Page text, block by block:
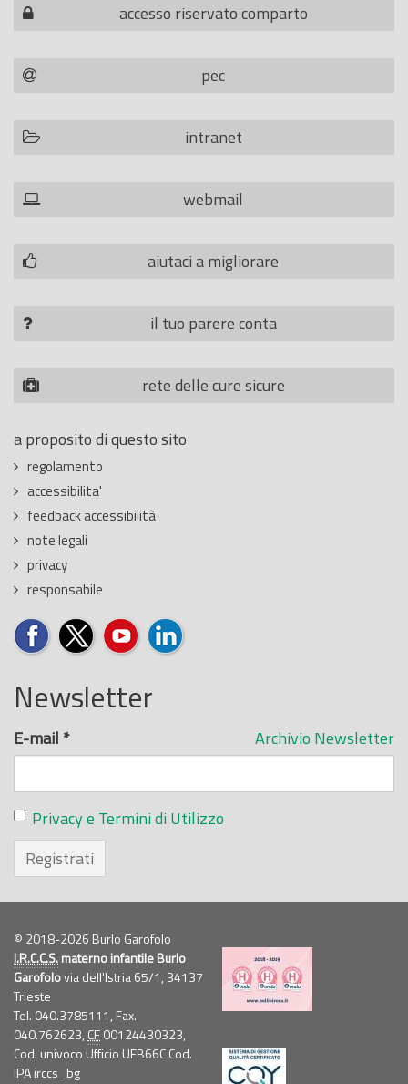
accesso riservato comparto
pec
intranet
webmail
aiutaci a migliorare
il tuo parere conta
rete delle cure sicure
a proposito di questo sito
regolamento
accessibilita'
feedback accessibilità
note legali
privacy
responsabile
Newsletter
Archivio Newsletter
E-mail *
Privacy e Termini di Utilizzo
Registrati
© 2018-2026 Burlo Garofolo
I.R.C.C.S.materno infantile Burlo
Garofolovia dell'Istria 65/1, 34137
Trieste
Tel. 040.3785111, Fax.
040.762623, CF00124430323,
Cod. univoco Ufficio UFB66C Cod.
IPA irccs_bg